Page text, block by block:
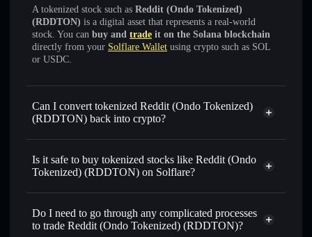
A tokenized stock such as Reddit (Ondo Tokenized)
(RDDTON) is a digital asset that represents a real-world
stock. You can buy and trade it on the Solana blockchain
directly from your Solflare Wallet using crypto such as SOL
or USDC.
Can I convert tokenized Reddit (Ondo Tokenized)
(RDDTON) back into crypto?
Reddit (Ondo Tokenized)
Is it safe to buy tokenized stocks like Reddit (Ondo
Tokenized) (RDDTON) on Solflare?
1:1 backed,
Do I need to go through any complicated processes
to trade Reddit (Ondo Tokenized) (RDDTON)?